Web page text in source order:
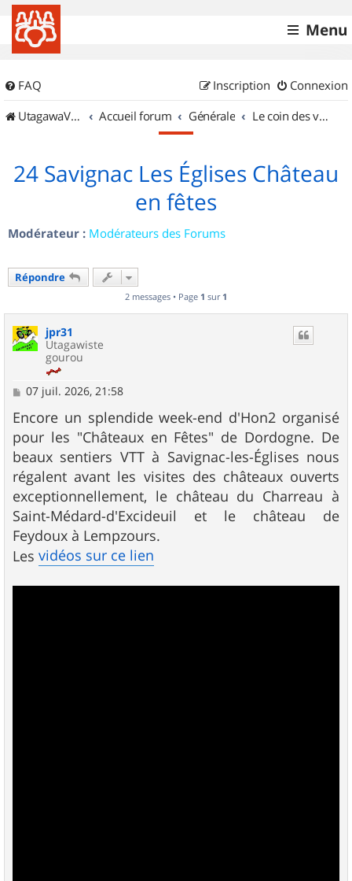
Menu
FAQ Connexion
Inscription
UtagawaVTT (Randos VTT et VTTAE avec traces GPS)
Accueil forum Générale Le coin des vidéastes
24 Savignac Les Églises Château
en fêtes
Modérateur : Modérateurs des Forums
Répondre
2 messages • Page 1 sur 1
jpr31
Utagawiste
gourou
M
s
s
a
g
e
07 juil. 2026, 21:58
Encore un splendide week-end d'Hon2 organisé
pour les "Châteaux en Fêtes" de Dordogne. De
beaux sentiers VTT à Savignac-les-Églises nous
régalent avant les visites des châteaux ouverts
exceptionnellement, le château du Charreau à
Saint-Médard-d'Excideuil et le château de
Feydoux à Lempzours.
Les vidéos sur ce lien